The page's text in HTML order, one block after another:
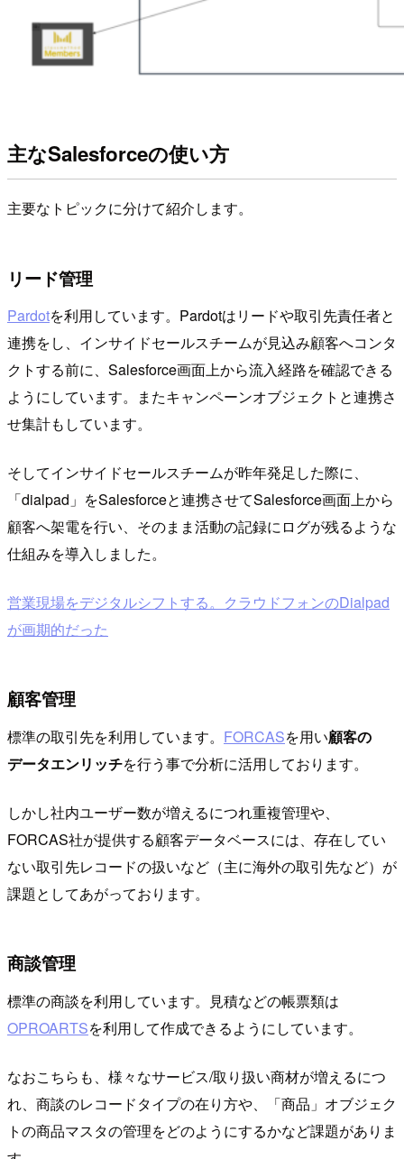
主なSalesforceの使い方
主要なトピックに分けて紹介します。
リード管理
Pardotを利用しています。Pardotはリードや取引先責任者と
連携をし、インサイドセールスチームが見込み顧客へコンタ
クトする前に、Salesforce画面上から流入経路を確認できる
ようにしています。またキャンペーンオブジェクトと連携さ
せ集計もしています。
そしてインサイドセールスチームが昨年発足した際に、
「dialpad」をSalesforceと連携させてSalesforce画面上から
顧客へ架電を行い、そのまま活動の記録にログが残るような
仕組みを導入しました。
営業現場をデジタルシフトする。クラウドフォンのDialpad
が画期的だった
顧客管理
標準の取引先を利用しています。 FORCASを用い顧客の
データエンリッチを行う事で分析に活用しております。
しかし社内ユーザー数が増えるにつれ重複管理や、
FORCAS社が提供する顧客データベースには、存在してい
ない取引先レコードの扱いなど（主に海外の取引先など）が
課題としてあがっております。
商談管理
標準の商談を利用しています。見積などの帳票類は
OPROARTSを利用して作成できるようにしています。
なおこちらも、様々なサービス/取り扱い商材が増えるにつ
れ、商談のレコードタイプの在り方や、「商品」オブジェク
トの商品マスタの管理をどのようにするかなど課題がありま